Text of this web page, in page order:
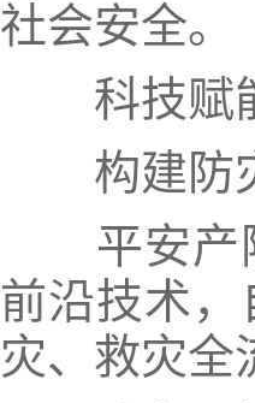
社会安全。
科技赋
构建防
平安
前沿技术，
灾、救灾全